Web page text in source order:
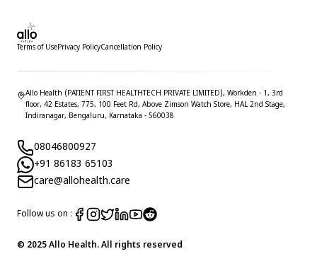
Terms of UsePrivacy PolicyCancellation Policy
Allo Health (PATIENT FIRST HEALTHTECH PRIVATE LIMITED), Workden - 1, 3rd
floor, 42 Estates, 775, 100 Feet Rd, Above Zimson Watch Store, HAL 2nd Stage,
Indiranagar, Bengaluru, Karnataka - 560038
08046800927
+91 86183 65103
care@allohealth.care
Follow us on :
© 2025 Allo Health. All rights reserved